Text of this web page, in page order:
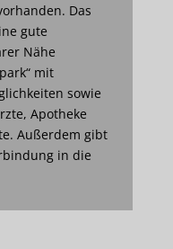
Das
gute
Nähe
mit
sowie
Apotheke
Außerdem gibt
in die